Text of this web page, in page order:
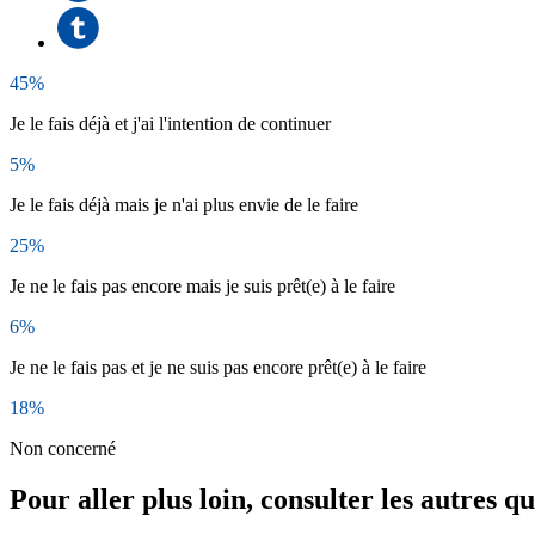
45%
Je le fais déjà et j'ai l'intention de continuer
5%
Je le fais déjà mais je n'ai plus envie de le faire
25%
Je ne le fais pas encore mais je suis prêt(e) à le faire
6%
Je ne le fais pas et je ne suis pas encore prêt(e) à le faire
18%
Non concerné
Pour aller plus loin, consulter les autres